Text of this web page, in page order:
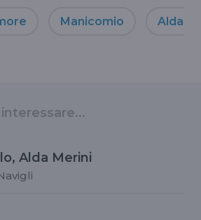
Manicomio Alda
Alda Merini